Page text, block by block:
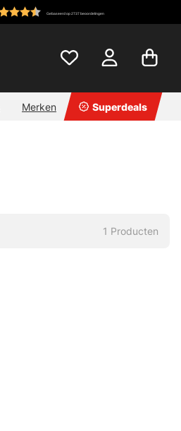
Gebaseerd op 2737 beoordelingen
Merken Superdeals
1 Producten